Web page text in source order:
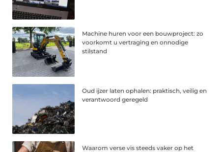
Machine huren voor een bouwproject: zo
voorkomt u vertraging en onnodige
stilstand
Oud ijzer laten ophalen: praktisch, veilig en
verantwoord geregeld
Waarom verse vis steeds vaker op het